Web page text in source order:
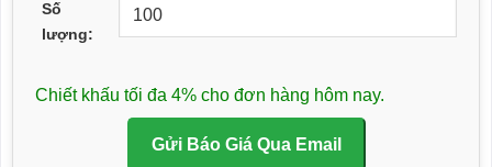
Số
lượng:
Chiết khấu tối đa 4% cho đơn hàng hôm nay.
Gửi Báo Giá Qua Email